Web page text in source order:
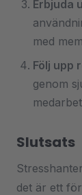
Erbjuda
med
Följ upp
genom
Slutsats
det är ett